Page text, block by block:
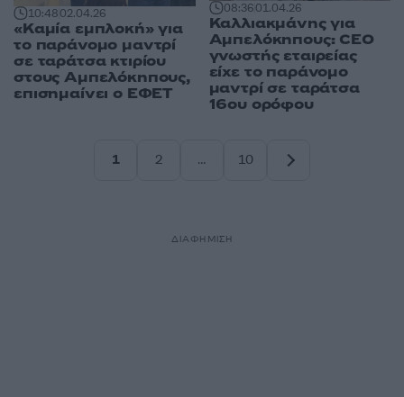
10:4802.04.26
«Καμία εμπλοκή» για
το παράνομο μαντρί
σε ταράτσα κτιρίου
στους Αμπελόκηπους,
επισημαίνει ο ΕΦΕΤ
08:3601.04.26
Καλλιακμάνης για
Αμπελόκηπους: CEO
γνωστής εταιρείας
είχε το παράνομο
μαντρί σε ταράτσα
16ου ορόφου
1
2
…
10
ΔΙΑΦΗΜΙΣΗ